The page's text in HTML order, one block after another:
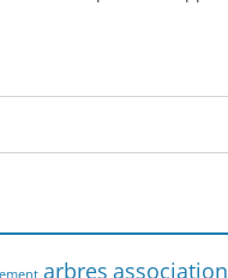
arbres association